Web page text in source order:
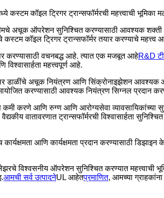
कॉइल ट्रिगर ट्रान्सफॉर्मरची महत्त्वाची भूमिका
अचूक ऑपरेशन सुनिश्चित करण्यासाठी आवश्यक
कॉइल ट्रिगर ट्रान्सफॉर्मर तयार करण्याचे महत्त्व
करण्यासाठी वचनबद्ध आहे. त्यात एक मजबूत आहेR&D
महत्त्वपूर्ण आहे.
डाळींचे अचूक नियंत्रण आणि सिंक्रोनाइझेशन
करण्यासाठी आवश्यक नियंत्रण सिग्नल प्रदान
करणे आणि रुग्ण आणि आरोग्यसेवा व्यावसायिकांच्या
वातावरणात ट्रान्सफॉर्मरची विश्वासार्हता
आणि कार्यक्षमता प्रदान करण्यासाठी
विश्वसनीय ऑपरेशन सुनिश्चित करण्यात महत्त्वाची
आमची सर्व उत्पादनेUL आहेतप्रमाणित, आमच्या